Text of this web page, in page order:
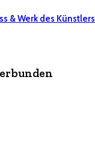
& Werk des Künstlers